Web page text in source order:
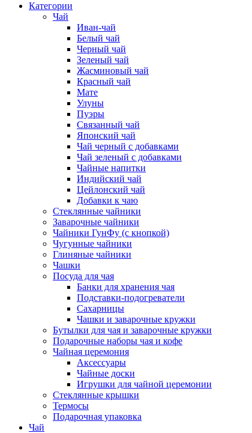
Категории
Чай
Иван-чай
Белый чай
Черный чай
Зеленый чай
Жасминовый чай
Красный чай
Мате
Улуны
Пуэры
Связанный чай
Японский чай
Чай черный с добавками
Чай зеленый с добавками
Чайные напитки
Индийский чай
Цейлонский чай
Добавки к чаю
Стеклянные чайники
Заварочные чайники
Чайники ГунФу (с кнопкой)
Чугунные чайники
Глиняные чайники
Чашки
Посуда для чая
Банки для хранения чая
Подставки-подогреватели
Сахарницы
Чашки и заварочные кружки
Бутылки для чая и заварочные кружки
Подарочные наборы чая и кофе
Чайная церемония
Аксессуары
Чайные доски
Игрушки для чайной церемонии
Стеклянные крышки
Термосы
Подарочная упаковка
Чай